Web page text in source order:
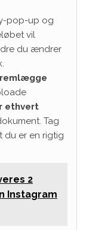
pop-up og
vil
du ændrer
ethvert
Tag
du er en rigtig
2
Instagram